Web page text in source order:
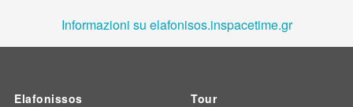
Informazioni su elafonisos.inspacetime.gr
Elafonissos Tour